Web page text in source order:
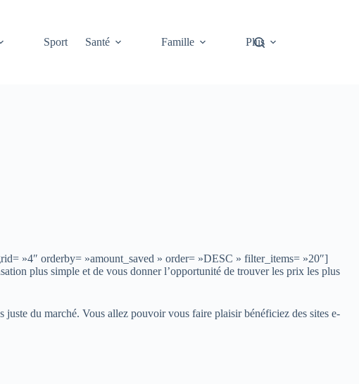
Sport Santé Famille Plus
»4″ orderby= »amount_saved » order= »DESC » filter_items= »20″]
plus simple et de vous donner l’opportunité de trouver les prix les plus
du marché. Vous allez pouvoir vous faire plaisir bénéficiez des sites e-